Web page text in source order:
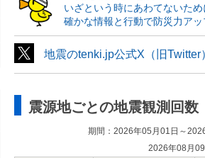
いざという時にあわてないため
確かな情報と行動で防災力アッ
地震のtenki.jp公式X（旧Twitter
震源地ごとの地震観測回数
期間：2026年05月01日～
2026年08月